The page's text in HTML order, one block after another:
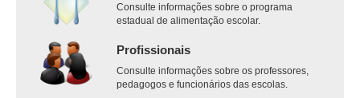
Consulte informações sobre o programa
estadual de alimentação escolar.
Profissionais
Consulte informações sobre os professores,
pedagogos e funcionários das escolas.